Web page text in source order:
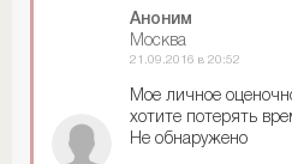
Аноним
Москва
21.09.2016 в 20:52
Мое личное
хотите потерять
Не обнаружено